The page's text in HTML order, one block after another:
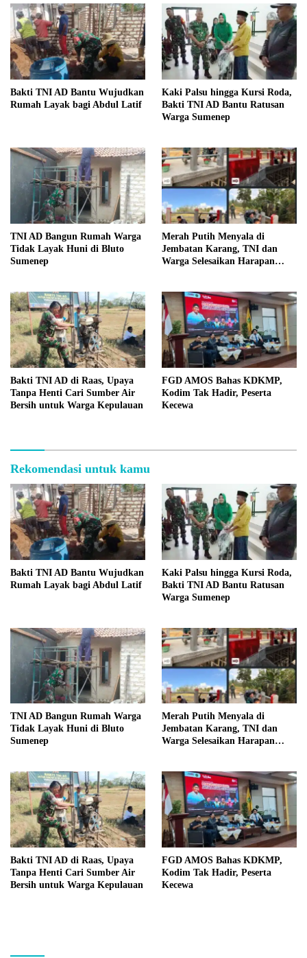
Bakti TNI AD Bantu Wujudkan
Rumah Layak bagi Abdul Latif
Kaki Palsu hingga Kursi Roda,
Bakti TNI AD Bantu Ratusan
Warga Sumenep
TNI AD Bangun Rumah Warga
Tidak Layak Huni di Bluto
Sumenep
Merah Putih Menyala di
Jembatan Karang, TNI dan
Warga Selesaikan Harapan
Bakti TNI AD di Raas, Upaya
Tanpa Henti Cari Sumber Air
Bersih untuk Warga Kepulauan
FGD AMOS Bahas KDKMP,
Kodim Tak Hadir, Peserta
Kecewa
Rekomendasi untuk kamu
Bakti TNI AD Bantu Wujudkan
Rumah Layak bagi Abdul Latif
Kaki Palsu hingga Kursi Roda,
Bakti TNI AD Bantu Ratusan
Warga Sumenep
TNI AD Bangun Rumah Warga
Tidak Layak Huni di Bluto
Sumenep
Merah Putih Menyala di
Jembatan Karang, TNI dan
Warga Selesaikan Harapan
Bakti TNI AD di Raas, Upaya
Tanpa Henti Cari Sumber Air
Bersih untuk Warga Kepulauan
FGD AMOS Bahas KDKMP,
Kodim Tak Hadir, Peserta
Kecewa